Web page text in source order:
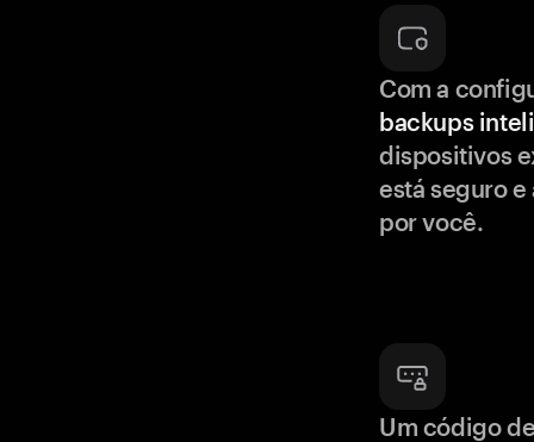
Com a
backups
dispositivos
está seguro
por você.
Um código